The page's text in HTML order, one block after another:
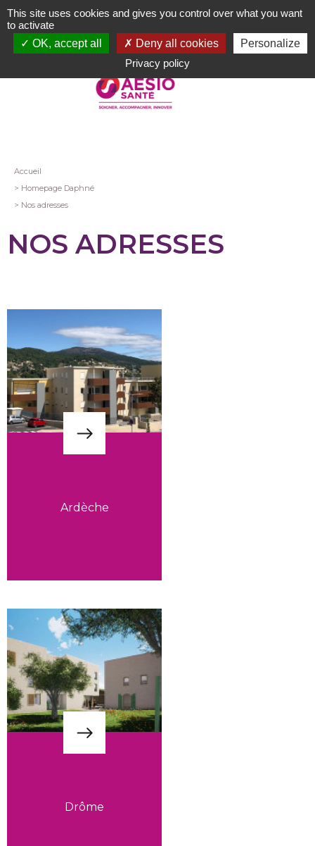
Aller
au
contenu
Fil
d'Ariane
Accueil
Homepage Daphné
Nos adresses
NOS ADRESSES
Ardèche
Drôme
This site uses cookies and gives you control over what you want
to activate
OK, accept all
Deny all cookies
Personalize
Privacy policy